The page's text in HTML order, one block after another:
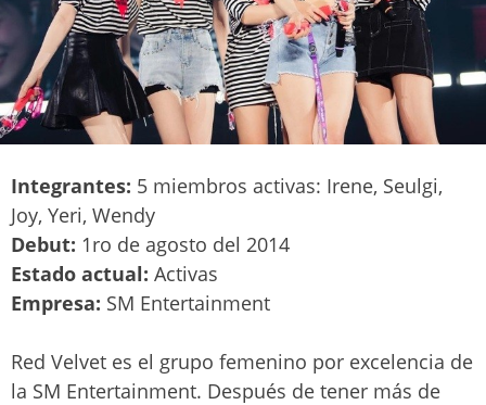
Integrantes: 5 miembros activas: Irene, Seulgi,
Joy, Yeri, Wendy
Debut: 1ro de agosto del 2014
Estado actual: Activas
Empresa: SM Entertainment
Red Velvet es el grupo femenino por excelencia de
la SM Entertainment. Después de tener más de